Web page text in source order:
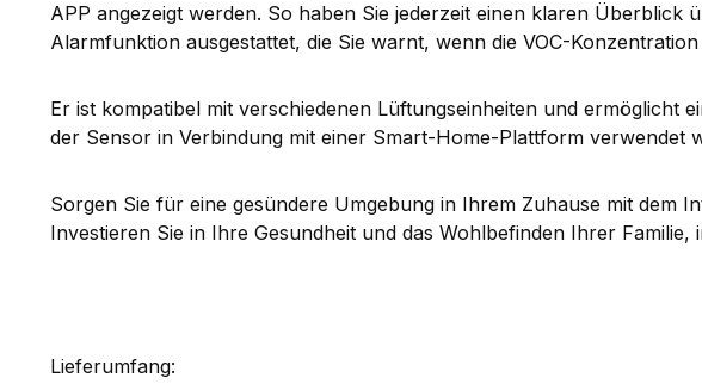
APP angezeigt werden. So haben Sie jederzeit einen klaren
Alarmfunktion ausgestattet, die Sie warnt, wenn die VOC-
Er ist kompatibel mit verschiedenen Lüftungseinheiten und
der Sensor in Verbindung mit einer Smart-Home-Plattform
Sorgen Sie für eine gesündere Umgebung in Ihrem Zuhause mit dem
Investieren Sie in Ihre Gesundheit und das Wohlbefinden Ihrer
Lieferumfang: